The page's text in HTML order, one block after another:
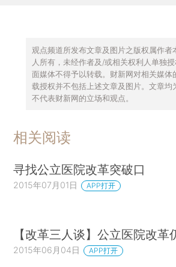
观点频道所发布文章及图片之版权属作者
人所有，未经作者及/或相关权利人单独
面媒体不得予以转载。财新网对相关媒体
载授权并不包括上述文章及图片。文章均
不代表财新网的立场和观点。
相关阅读
寻找公立医院改革突破口
2015年07月01日 APP打开
【改革三人谈】公立医院改革
2015年06月04日 APP打开